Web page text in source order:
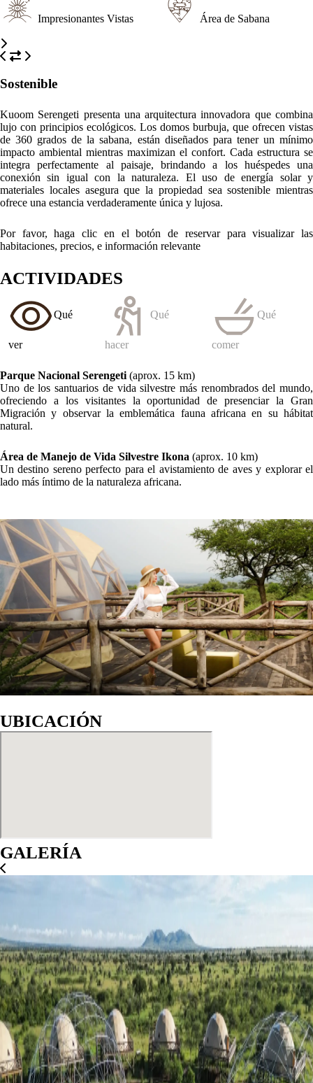
Impresionantes Vistas Área de Sabana
Sostenible
Kuoom Serengeti presenta una arquitectura innovadora que combina
lujo con principios ecológicos. Los domos burbuja, que ofrecen vistas
de 360 grados de la sabana, están diseñados para tener un mínimo
impacto ambiental mientras maximizan el confort. Cada estructura se
integra perfectamente al paisaje, brindando a los huéspedes una
conexión sin igual con la naturaleza. El uso de energía solar y
materiales locales asegura que la propiedad sea sostenible mientras
ofrece una estancia verdaderamente única y lujosa.
Por favor, haga clic en el botón de reservar para visualizar las
habitaciones, precios, e información relevante
ACTIVIDADES
Qué
ver
Qué
hacer
Qué
comer
Parque Nacional Serengeti (aprox. 15 km)
Uno de los santuarios de vida silvestre más renombrados del mundo,
ofreciendo a los visitantes la oportunidad de presenciar la Gran
Migración y observar la emblemática fauna africana en su hábitat
natural.
Área de Manejo de Vida Silvestre Ikona (aprox. 10 km)
Un destino sereno perfecto para el avistamiento de aves y explorar el
lado más íntimo de la naturaleza africana.
UBICACIÓN
GALERÍA